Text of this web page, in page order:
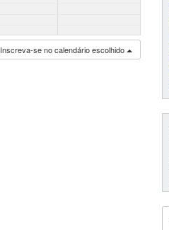
Inscreva-se no calendário escolhido